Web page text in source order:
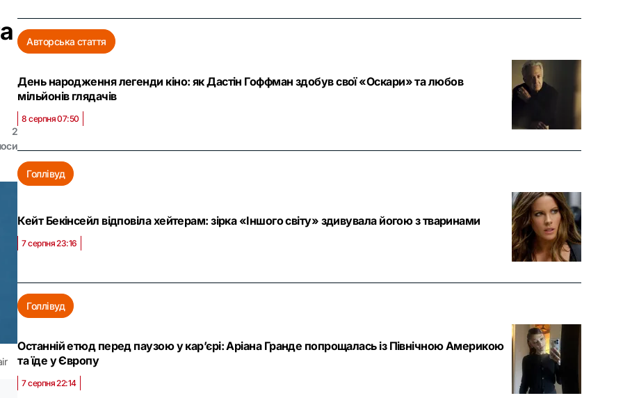
2
Авторська стаття
День народження легенди кіно: як Дастін Гоффман здобув свої «Оскари» та любов
мільйонів глядачів
8 серпня 07:50
Голлівуд
Кейт Бекінсейл відповіла хейтерам: зірка «Іншого світу» здивувала йогою з тваринами
7 серпня 23:16
Голлівуд
Останній етюд перед паузою у кар’єрі: Аріана Гранде попрощалась із Північною Америкою
та їде у Європу
7 серпня 22:14